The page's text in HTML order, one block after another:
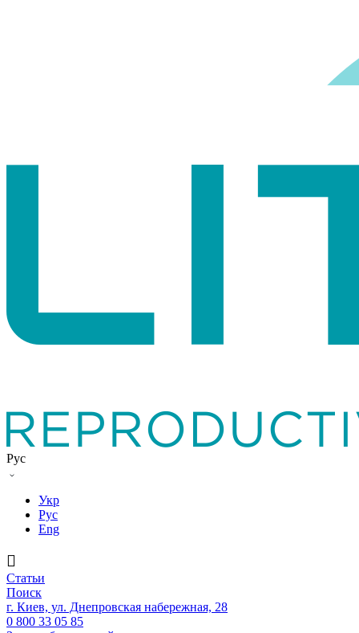
Рус
Укр
Рус
Eng
Статьи
Поиск
г. Киев, ул. Днепровская набережная, 28
0 800 33 05 85